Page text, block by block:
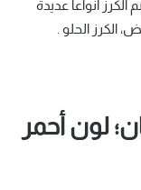
أنواعاً عديدةً
الكرز الحلو .
لون أحمر